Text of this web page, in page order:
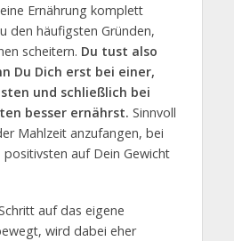
Ernährung komplett
den häufigsten Gründen,
scheitern. Du tust also
Du Dich erst bei einer,
und schließlich bei
besser ernährst. Sinnvoll
Mahlzeit anzufangen, bei
auf Dein Gewicht
auf das eigene
wird dabei eher